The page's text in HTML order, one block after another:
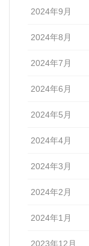
2024年9月
2024年8月
2024年7月
2024年6月
2024年5月
2024年4月
2024年3月
2024年2月
2024年1月
2023年12月